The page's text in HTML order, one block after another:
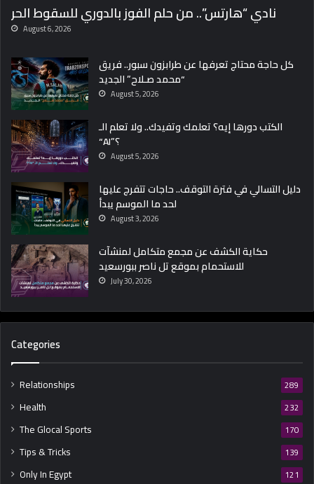
نادي “هارتس”.. من حلم الفوز بالدوري للسقوط الحر
August 6, 2026
كل حاجة محتاج تعرفها عن طرابزون سبور.. فريق
“محمد صـلاح” الجديد
August 5, 2026
الكتب دورها إيه؟ تعلمك وتفيدك.. ولا تعلم الـ
“AI”؟
August 5, 2026
دليل التسالي في فترة التوقف.. حاجات تتفرج عليها
لحد ما الموسم يبدأ
August 3, 2026
حكاية الكشف عن مجمع متكامل لمنشآت
للاستحمام بموقع تل ناصر ببورسعيد
July 30, 2026
Categories
Relationships 289
Health 232
The Glocal Sports 170
Tips & Tricks 139
Only In Egypt 121